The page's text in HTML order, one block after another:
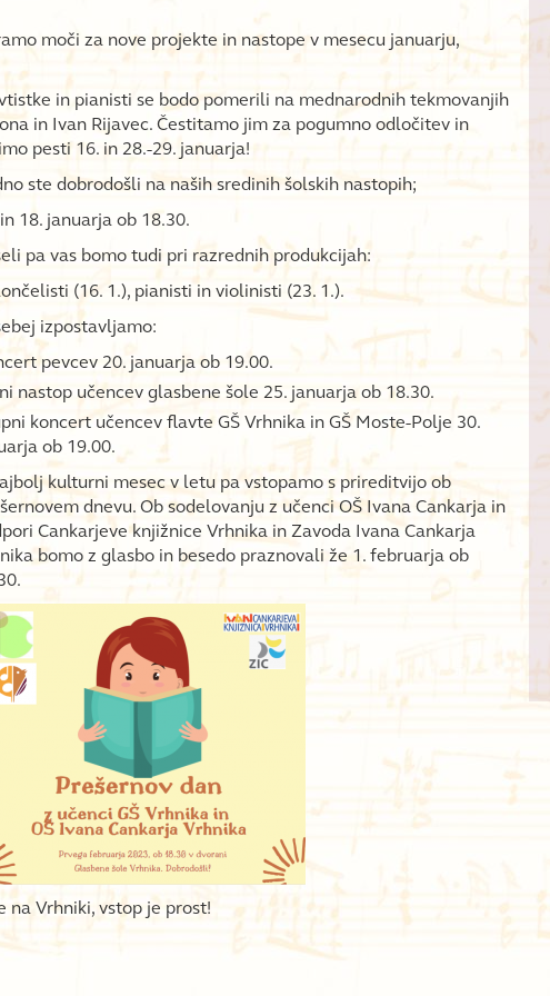
moči za nove projekte in nastope v mesecu januarju,
in pianisti se bodo pomerili na mednarodnih tekmovanjih
in Ivan Rijavec. Čestitamo jim za pogumno odločitev in
pesti 16. in 28.-29. januarja!
ste dobrodošli na naših sredinih šolskih nastopih;
18. januarja ob 18.30.
pa vas bomo tudi pri razrednih produkcijah:
(16. 1.), pianisti in violinisti (23. 1.).
izpostavljamo:
pevcev 20. januarja ob 19.00.
nastop učencev glasbene šole 25. januarja ob 18.30.
koncert učencev flavte GŠ Vrhnika in GŠ Moste-Polje 30.
ob 19.00.
kulturni mesec v letu pa vstopamo s prireditvijo ob
dnevu. Ob sodelovanju z učenci OŠ Ivana Cankarja in
Cankarjeve knjižnice Vrhnika in Zavoda Ivana Cankarja
bomo z glasbo in besedo praznovali že 1. februarja ob
na Vrhniki, vstop je prost!